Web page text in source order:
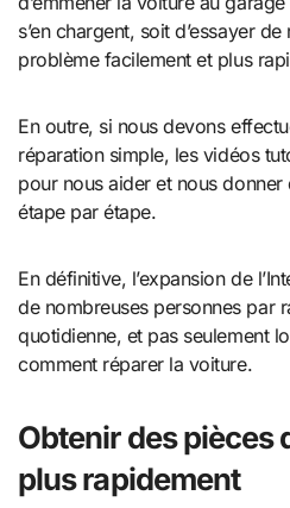
s’en chargent, soit d’essayer
problème facilement et plus
En outre, si nous devons
réparation simple, les vidéos
pour nous aider et nous
étape par étape.
En définitive, l’expansion de
de nombreuses personnes par
quotidienne, et pas seulement
comment réparer la voiture.
Obtenir des pièces
plus rapidement